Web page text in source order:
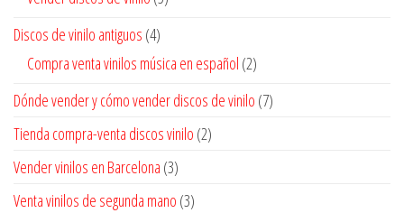
Discos de vinilo antiguos (4)
Compra venta vinilos música en español (2)
Dónde vender y cómo vender discos de vinilo (7)
Tienda compra-venta discos vinilo (2)
Vender vinilos en Barcelona (3)
Venta vinilos de segunda mano (3)